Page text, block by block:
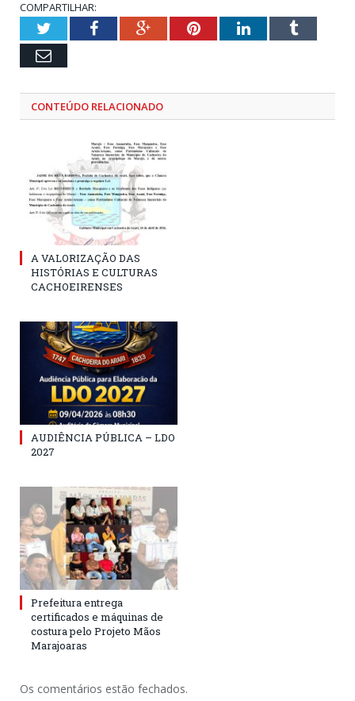
COMPARTILHAR:
TwitterFacebookGoogle+PinterestLinkedInTumblr
Email
CONTEÚDO RELACIONADO
A VALORIZAÇÃO DAS
HISTÓRIAS E CULTURAS
CACHOEIRENSES
AUDIÊNCIA PÚBLICA – LDO
2027
Prefeitura entrega
certificados e máquinas de
costura pelo Projeto Mãos
Marajoaras
Os comentários estão fechados.